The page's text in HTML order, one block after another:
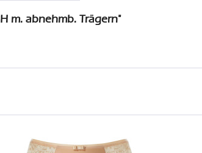
m. abnehmb. Trägern"